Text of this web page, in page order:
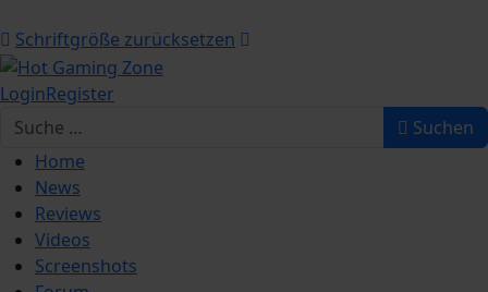
Schriftgröße zurücksetzen
LoginRegister
Suchen
Suchen
Home
News
Reviews
Videos
Screenshots